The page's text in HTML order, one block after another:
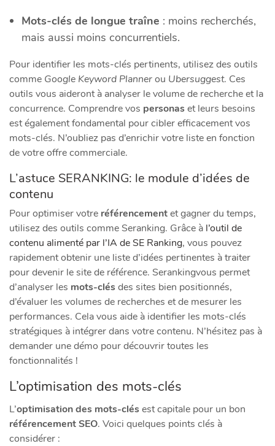
Mots-clés de longue traîne : moins recherchés,
mais aussi moins concurrentiels.
Pour identifier les mots-clés pertinents, utilisez des outils
comme Google Keyword Plannerou Ubersuggest. Ces
outils vous aideront à analyser le volume de recherche et la
concurrence. Comprendre vos personaset leurs besoins
est également fondamental pour cibler efficacement vos
mots-clés. N’oubliez pas d’enrichir votre liste en fonction
de votre offre commerciale.
L’astuce SERANKING: le module d’idées de
contenu
Pour optimiser votre référencementet gagner du temps,
utilisez des outils comme Seranking. Grâce à l’outil de
contenu alimenté par l’IA de SE Ranking, vous pouvez
rapidement obtenir une liste d’idées pertinentes à traiter
pour devenir le site de référence. Serankingvous permet
d’analyser les mots-clésdes sites bien positionnés,
d’évaluer les volumes de recherches et de mesurer les
performances. Cela vous aide à identifier les mots-clés
stratégiques à intégrer dans votre contenu. N’hésitez pas à
demander une démo pour découvrir toutes les
fonctionnalités !
L’optimisation des mots-clés
L’optimisation des mots-clésest capitale pour un bon
référencement SEO. Voici quelques points clés à
considérer :